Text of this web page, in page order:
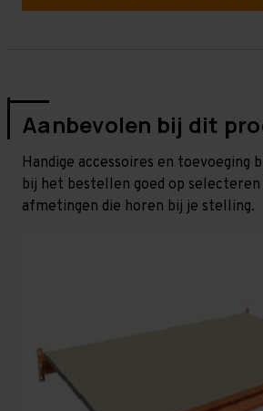
Aanbevolen bij dit
Handige accessoires en toevoeging
bij het bestellen goed op selecteren
afmetingen die horen bij je stelling.